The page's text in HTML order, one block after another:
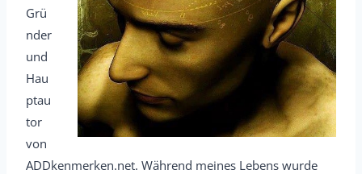
Grü
nder
und
Hau
ptau
tor
von
ADDkenmerken.net. Während meines Lebens wurde